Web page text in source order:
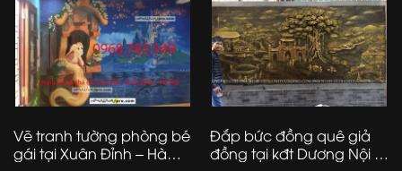
Vẽ tranh tường phòng bé
gái tại Xuân Đỉnh – Hà
Đắp bức đồng quê giả
đồng tại kđt Dương Nội –